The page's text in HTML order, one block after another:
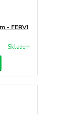
- FERVI
Skladem